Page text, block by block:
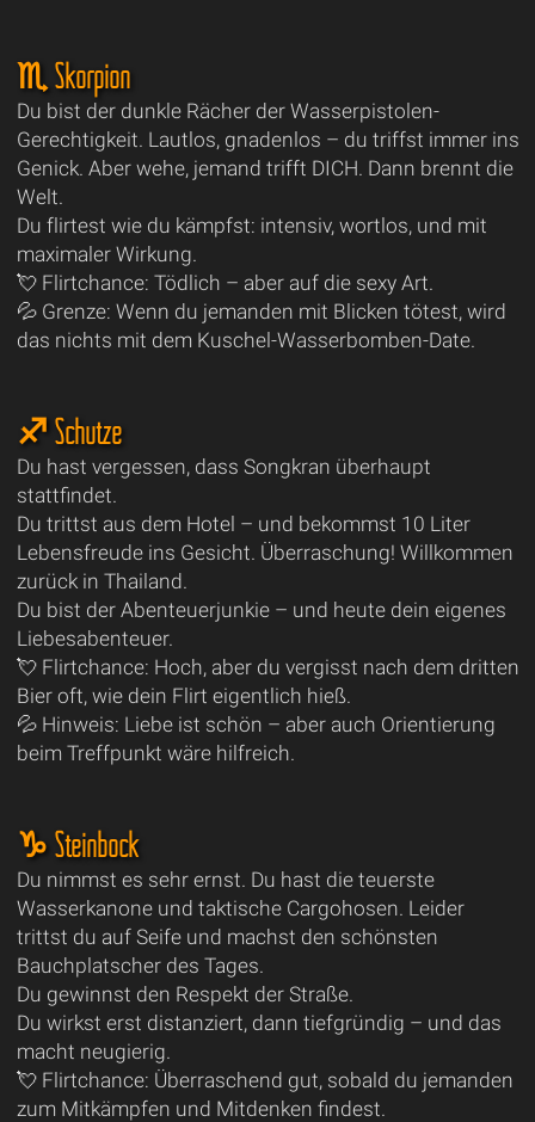
♏ Skorpion
Du bist der dunkle Rächer der Wasserpistolen-
Gerechtigkeit. Lautlos, gnadenlos – du triffst immer ins
Genick. Aber wehe, jemand trifft DICH. Dann brennt die
Welt.
Du flirtest wie du kämpfst: intensiv, wortlos, und mit
maximaler Wirkung.
💘 Flirtchance: Tödlich – aber auf die sexy Art.
💦 Grenze: Wenn du jemanden mit Blicken tötest, wird
das nichts mit dem Kuschel-Wasserbomben-Date.
♐ Schütze
Du hast vergessen, dass Songkran überhaupt
stattfindet.
Du trittst aus dem Hotel – und bekommst 10 Liter
Lebensfreude ins Gesicht. Überraschung! Willkommen
zurück in Thailand.
Du bist der Abenteuerjunkie – und heute dein eigenes
Liebesabenteuer.
💘 Flirtchance: Hoch, aber du vergisst nach dem dritten
Bier oft, wie dein Flirt eigentlich hieß.
💦 Hinweis: Liebe ist schön – aber auch Orientierung
beim Treffpunkt wäre hilfreich.
♑ Steinbock
Du nimmst es sehr ernst. Du hast die teuerste
Wasserkanone und taktische Cargohosen. Leider
trittst du auf Seife und machst den schönsten
Bauchplatscher des Tages.
Du gewinnst den Respekt der Straße.
Du wirkst erst distanziert, dann tiefgründig – und das
macht neugierig.
💘 Flirtchance: Überraschend gut, sobald du jemanden
zum Mitkämpfen und Mitdenken findest.